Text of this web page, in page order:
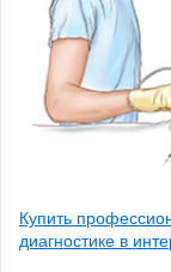
Купить
диагностике в